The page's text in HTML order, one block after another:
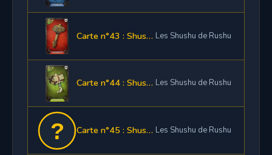
Carte n°43 : Shushette Marteau Feu Les Shushu de Rushu
Carte n°44 : Shushette Marteau Terre Les Shushu de Rushu
Carte n°45 : Shushette Marteau Neutre Les Shushu de Rushu